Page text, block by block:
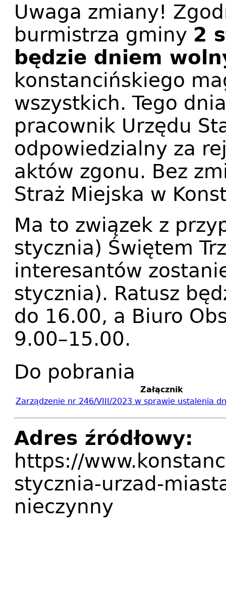
Uwaga zmiany!
burmistrza gminy 2
będzie dniem
konstancińskiego
wszystkich. Tego
pracownik Urzędu
odpowiedzialny za
aktów zgonu. Bez
Straż Miejska w
Ma to związek z
stycznia) Świętem
interesantów
stycznia). Ratusz
do 16.00, a Biuro
9.00–15.00.
Do pobrania
Załącznik
Zarządzenie nr 246/VIII/2023 w sprawie ustalenia
Adres źródłowy:
https://
stycznia-urzad-
nieczynny